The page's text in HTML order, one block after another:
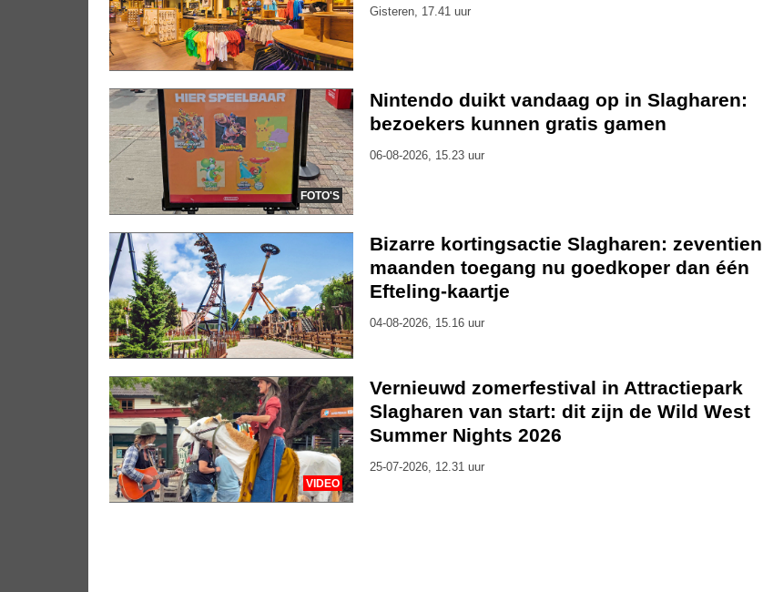
Gisteren, 17.41 uur
FOTO'S
Nintendo duikt vandaag op in Slagharen:
bezoekers kunnen gratis gamen
06-08-2026, 15.23 uur
Bizarre kortingsactie Slagharen: zeventien
maanden toegang nu goedkoper dan één
Efteling-kaartje
04-08-2026, 15.16 uur
VIDEO
Vernieuwd zomerfestival in Attractiepark
Slagharen van start: dit zijn de Wild West
Summer Nights 2026
25-07-2026, 12.31 uur